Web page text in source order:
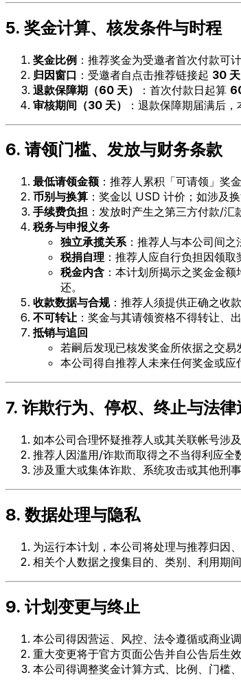
5. 奖金计算、核发条件与时程
奖金比例 ：推荐奖金为受邀者首次付款可
归因窗口 ：受邀者自点击推荐链接起 30
退款保障期（60 天）
：首次付款日起算
审核期间（30 天）
：退款保障期届满后
6. 请领门槛、发放与财务条款
最低请领金额 ：推荐人累积「可请领」奖
币别与换算 ：奖金以 USD 计价；如涉及
手续费负担 ：发放时产生之第三方付款/汇
税务与申报义务
独立承揽关系：推荐人与本公司间之
税捐自理 ：推荐人应自行负担因领
税金内含 ：本计划所揭示之奖金金
还。
收款数据与合规：推荐人须提供正确之收
不可转让 ：奖金与其请领资格不得转让、
抵销与追回
若嗣后发现已核发奖金所依据之交易
本公司得自推荐人未来任何奖金或
7. 诈欺行为、停权、终止与法律
如本公司合理怀疑推荐人或其关联帐号涉
推荐人因滥用/诈欺而取得之不当得利应全
涉及重大或集体诈欺、系统攻击或其他刑
8. 数据处理与隐私
为运行本计划，本公司将处理与推荐归因
相关个人数据之搜集目的、类别、利用期
9. 计划变更与终止
本公司得因营运、风控、法令遵循或商业
重大变更将于官方页面公告并自公告后生
本公司得调整奖金计算方式、比例、门槛